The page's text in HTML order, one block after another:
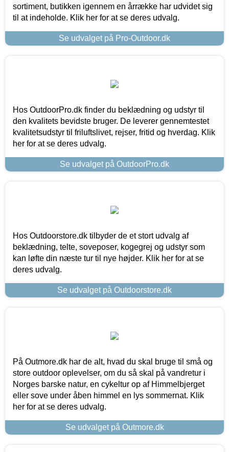
sortiment, butikken igennem en årrække har udvidet sig
til at indeholde. Klik her for at se deres udvalg.
Se udvalget på Pro-Outdoor.dk
Hos OutdoorPro.dk finder du beklædning og udstyr til
den kvalitets bevidste bruger. De leverer gennemtestet
kvalitetsudstyr til friluftslivet, rejser, fritid og hverdag. Klik
her for at se deres udvalg.
Se udvalget på OutdoorPro.dk
Hos Outdoorstore.dk tilbyder de et stort udvalg af
beklædning, telte, soveposer, kogegrej og udstyr som
kan løfte din næste tur til nye højder. Klik her for at se
deres udvalg.
Se udvalget på Outdoorstore.dk
På Outmore.dk har de alt, hvad du skal bruge til små og
store outdoor oplevelser, om du så skal på vandretur i
Norges barske natur, en cykeltur op af Himmelbjerget
eller sove under åben himmel en lys sommernat. Klik
her for at se deres udvalg.
Se udvalget på Outmore.dk